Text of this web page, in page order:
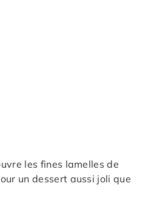
les fines lamelles de
un dessert aussi joli que